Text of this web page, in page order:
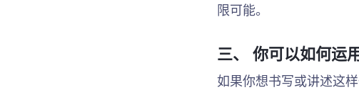
限可能。
三、 你可以如何运
如果你想书写或讲述这